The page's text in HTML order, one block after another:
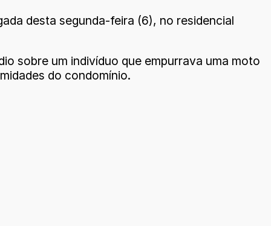
desta segunda-feira (6), no residencial
sobre um indivíduo que empurrava uma moto
do condomínio.